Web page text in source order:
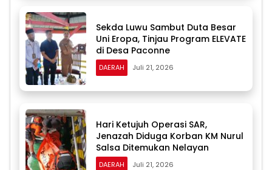
Sekda Luwu Sambut Duta Besar
Uni Eropa, Tinjau Program ELEVATE
di Desa Paconne
DAERAH Juli 21, 2026
Hari Ketujuh Operasi SAR,
Jenazah Diduga Korban KM Nurul
Salsa Ditemukan Nelayan
DAERAH Juli 21, 2026